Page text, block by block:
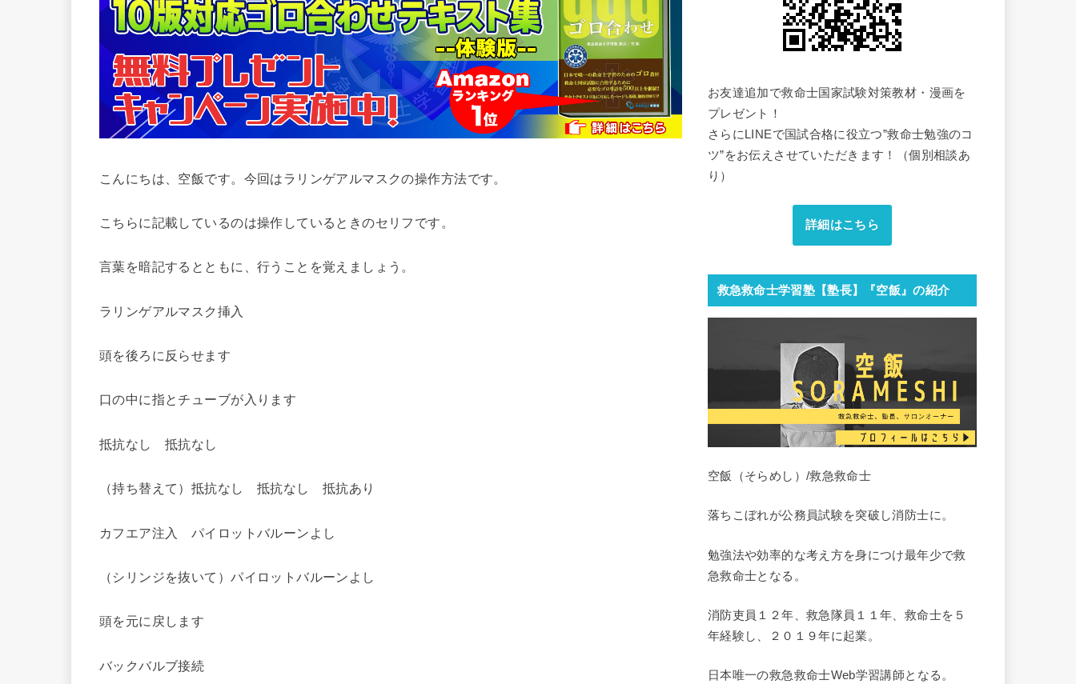
こんにちは、空飯です。今回はラリンゲアルマスクの操作方法です。
こちらに記載しているのは操作しているときのセリフです。
言葉を暗記するとともに、行うことを覚えましょう。
ラリンゲアルマスク挿入
頭を後ろに反らせます
口の中に指とチューブが入ります
抵抗なし 抵抗なし
（持ち替えて）抵抗なし 抵抗なし 抵抗あり
カフエア注入 パイロットバルーンよし
（シリンジを抜いて）パイロットバルーンよし
頭を元に戻します
バックバルブ接続
お友達追加で救命士国家試験対策教材・漫画を
プレゼント！
さらにLINEで国試合格に役立つ”救命士勉強のコ
ツ”をお伝えさせていただきます！（個別相談あ
り）
詳細はこちら
救急救命士学習塾【塾長】『空飯』の紹介
空飯（そらめし）/救急救命士
落ちこぼれが公務員試験を突破し消防士に。
勉強法や効率的な考え方を身につけ最年少で救
急救命士となる。
消防吏員１２年、救急隊員１１年、救命士を５
年経験し、２０１９年に起業。
日本唯一の救急救命士Web学習講師となる。